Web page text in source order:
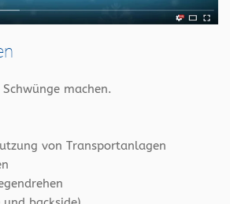
machen.
von Transportanlagen